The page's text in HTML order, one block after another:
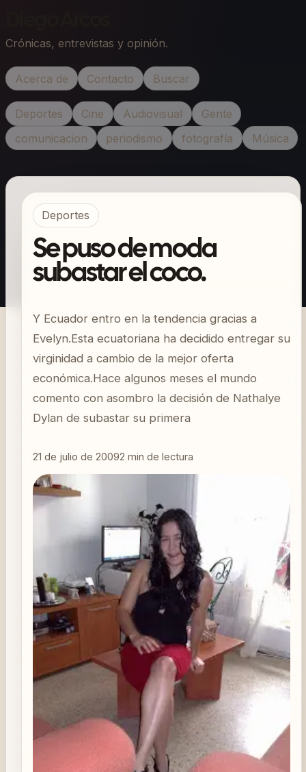
Crónicas, entrevistas y opinión.
Acerca de Contacto Buscar
Deportes Cine Audiovisual
Gente
comunicacion
periodismo fotografía Música
Deportes
Se puso de moda
subastar el coco.
Y Ecuador entro en la tendencia gracias a
Evelyn.Esta ecuatoriana ha decidido entregar su
virginidad a cambio de la mejor oferta
económica.Hace algunos meses el mundo
comento con asombro la decisión de Nathalye
Dylan de subastar su primera
21 de julio de 20092 min de lectura